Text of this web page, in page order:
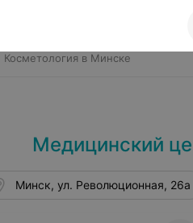
Косметология в Минске
Медицинский
Минск, ул. Революционная, 26а